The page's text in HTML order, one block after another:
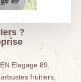
?
Elagage 89,
fruitiers,